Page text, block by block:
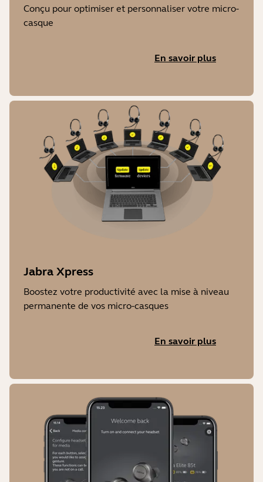
Conçu pour optimiser et personnaliser votre micro-
casque
En savoir plus
Jabra Xpress
Boostez votre productivité avec la mise à niveau
permanente de vos micro-casques
En savoir plus